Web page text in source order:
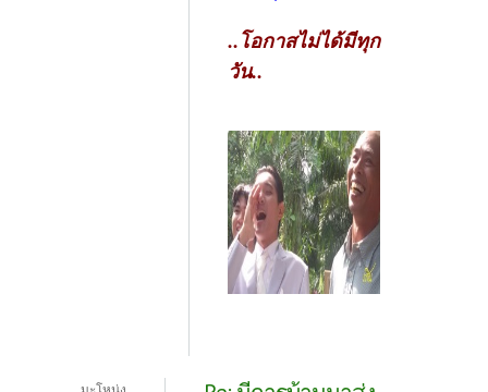
..โอกาสไม่ได้มีทุก
วัน..